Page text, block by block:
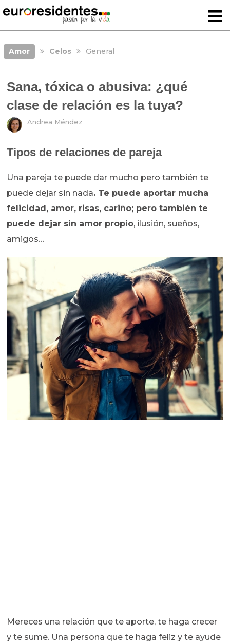
Amor Celos General
Sana, tóxica o abusiva: ¿qué
clase de relación es la tuya?
Andrea Méndez
Tipos de relaciones de pareja
Una pareja te puede dar mucho pero también te
puede dejar sin nada. Te puede aportar mucha
felicidad, amor, risas, cariño; pero también te
puede dejar sin amor propio, ilusión, sueños,
amigos…
Mereces una relación que te aporte, te haga crecer
y te sume. Una persona que te haga feliz y te ayude